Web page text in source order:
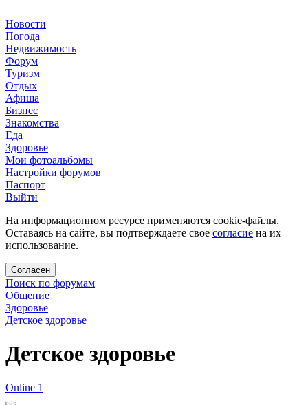
Новости
Погода
Недвижимость
Форум
Туризм
Отдых
Афиша
Бизнес
Знакомства
Еда
Здоровье
Мои фотоальбомы
Настройки форумов
Паспорт
Выйти
На информационном ресурсе применяются cookie-файлы.
Оставаясь на сайте, вы подтверждаете свое согласие на их
использование.
Согласен
Поиск по форумам
Общение
Здоровье
Детское здоровье
Детское здоровье
Online 1